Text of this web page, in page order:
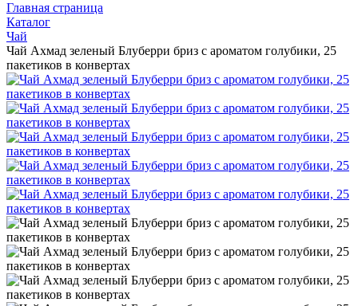
Главная страница
Каталог
Чай
Чай Ахмад зеленый Блуберри бриз с ароматом голубики, 25
пакетиков в конвертах